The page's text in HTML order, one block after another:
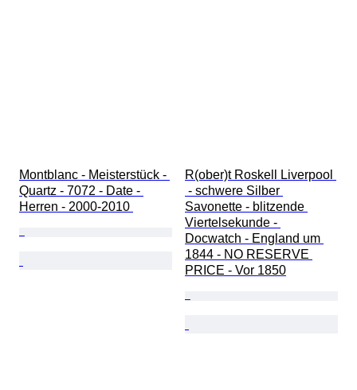
Montblanc - Meisterstück -
Quartz - 7072 - Date -
Herren - 2000-2010
R(ober)t Roskell Liverpool
- schwere Silber
Savonette - blitzende
Viertelsekunde -
Docwatch - England um
1844 - NO RESERVE
PRICE - Vor 1850